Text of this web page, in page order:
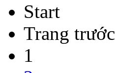
Start
Trang trước
1